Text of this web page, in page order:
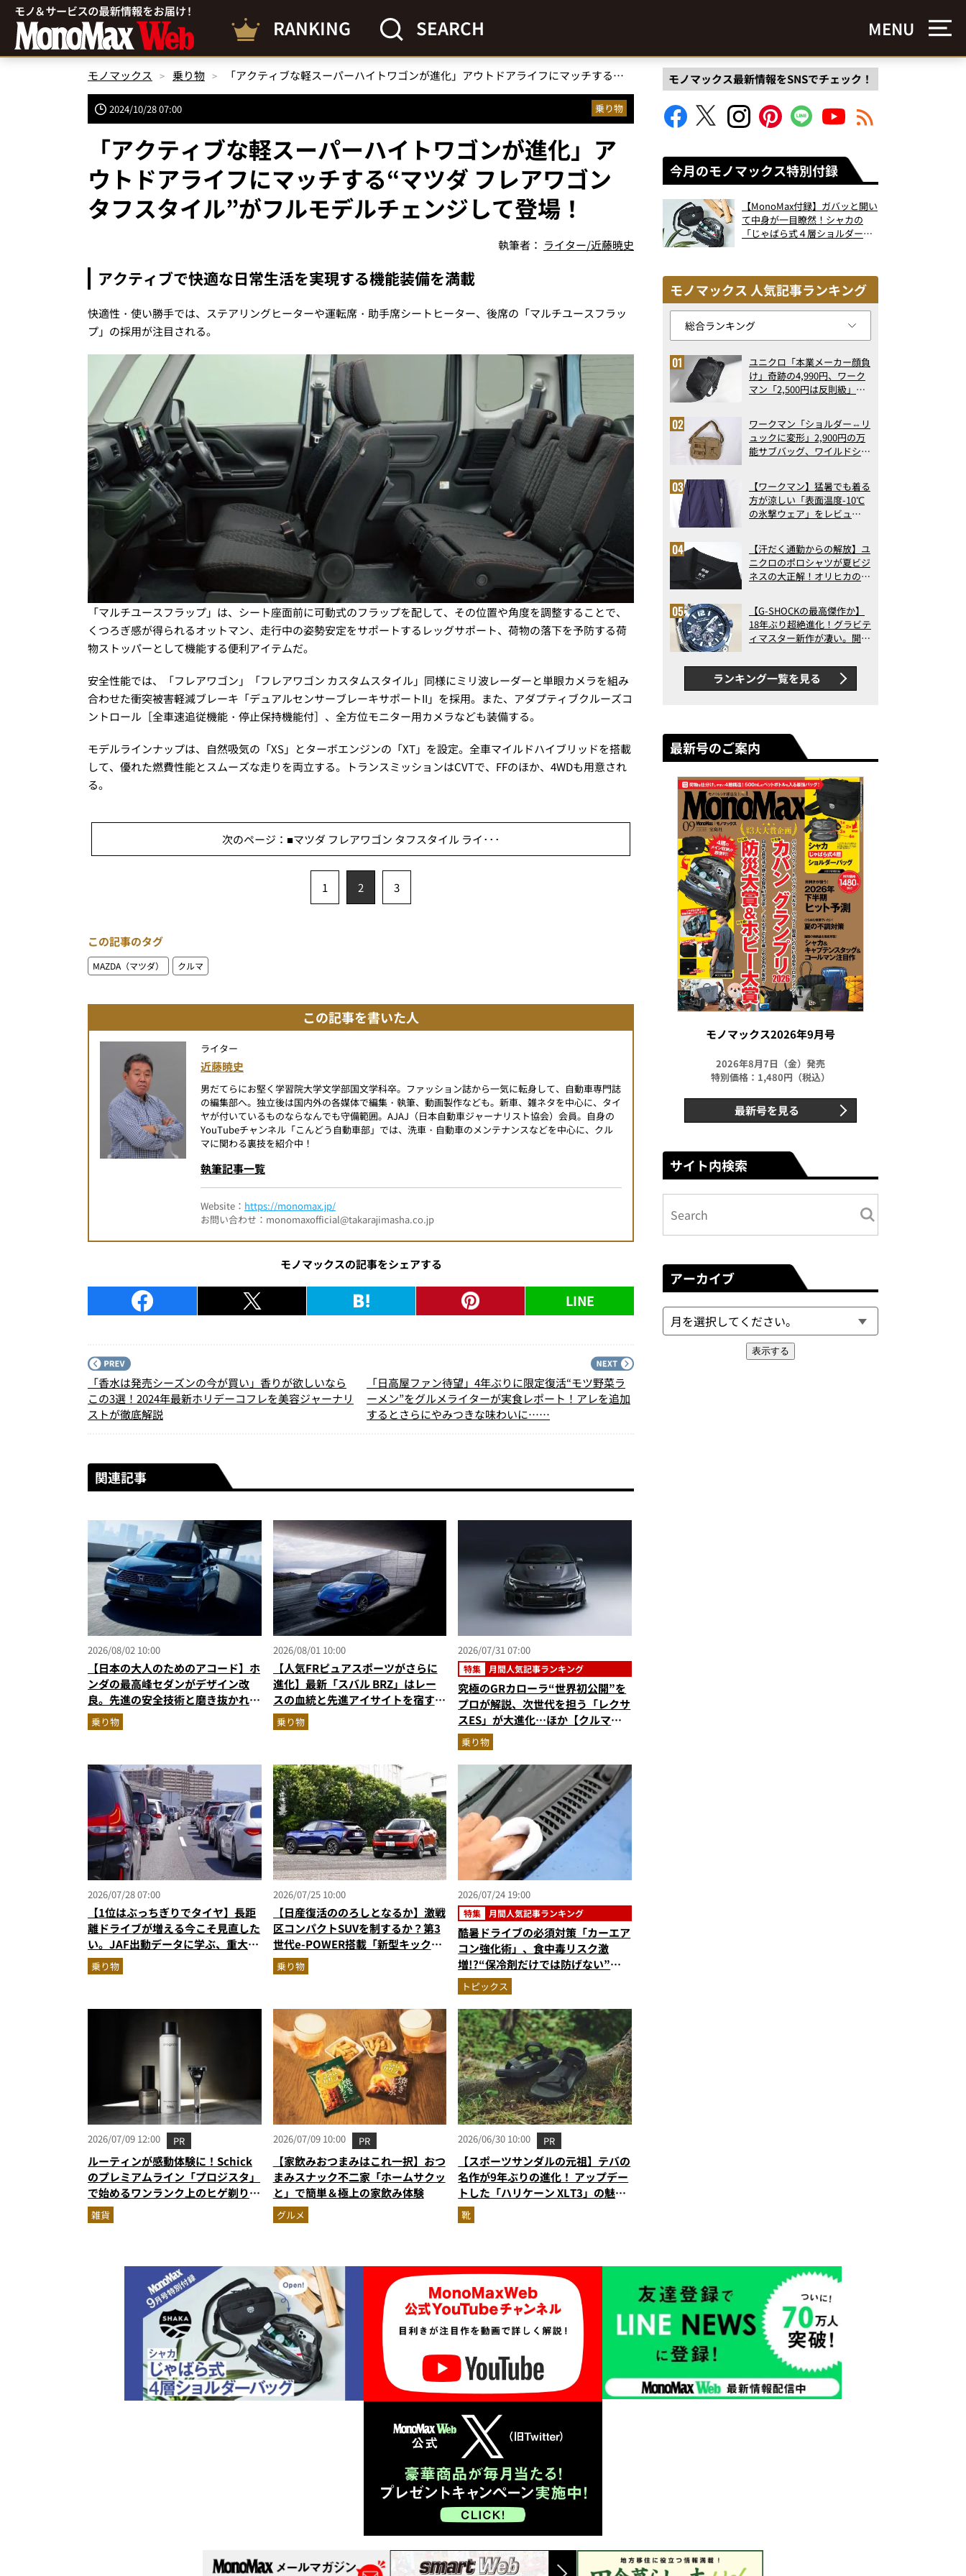
RANKING SEARCH MENU
モノマックス 乗り物 「アクティブな軽スーパーハイトワゴンが進化」アウトドアライフにマッチする“マツダ フレアワゴン タフスタイル”がフルモデルチェンジして登場！
2024/10/28 07:00 乗り物
「アクティブな軽スーパーハイトワゴンが進化」ア
ウトドアライフにマッチする“マツダ フレアワゴン
タフスタイル”がフルモデルチェンジして登場！
執筆者： ライター/近藤暁史
アクティブで快適な日常生活を実現する機能装備を満載
快適性・使い勝手では、ステアリングヒーターや運転席・助手席シートヒーター、後席の「マルチユースフラッ
プ」の採用が注目される。
「マルチユースフラップ」は、シート座面前に可動式のフラップを配して、その位置や角度を調整することで、
くつろぎ感が得られるオットマン、走行中の姿勢安定をサポートするレッグサポート、荷物の落下を予防する荷
物ストッパーとして機能する便利アイテムだ。
安全性能では、「フレアワゴン」「フレアワゴン カスタムスタイル」同様にミリ波レーダーと単眼カメラを組み
合わせた衝突被害軽減ブレーキ「デュアルセンサーブレーキサポートII」を採用。また、アダプティブクルーズコ
ントロール［全車速追従機能・停止保持機能付］、全方位モニター用カメラなども装備する。
モデルラインナップは、自然吸気の「XS」とターボエンジンの「XT」を設定。全車マイルドハイブリッドを搭載
して、優れた燃費性能とスムーズな走りを両立する。トランスミッションはCVTで、FFのほか、4WDも用意され
る。
次のページ：■マツダ フレアワゴン タフスタイル ライ･･･
1 2 3
この記事のタグ
MAZDA（マツダ） クルマ
この記事を書いた人
ライター
近藤暁史
男だてらにお堅く学習院大学文学部国文学科卒。ファッション誌から一気に転身して、自動車専門誌
の編集部へ。独立後は国内外の各媒体で編集・執筆、動画製作なども。新車、雑ネタを中心に、タイ
ヤが付いているものならなんでも守備範囲。AJAJ（日本自動車ジャーナリスト協会）会員。自身の
YouTubeチャンネル「こんどう自動車部」では、洗車・自動車のメンテナンスなどを中心に、クル
マに関わる裏技を紹介中！
執筆記事一覧
Website： https://monomax.jp/
お問い合わせ：monomaxofficial@takarajimasha.co.jp
モノマックスの記事をシェアする
LINE
「香水は発売シーズンの今が買い」香りが欲しいなら
この3選！2024年最新ホリデーコフレを美容ジャーナリ
ストが徹底解説
「日高屋ファン待望」4年ぶりに限定復活“モツ野菜ラ
ーメン”をグルメライターが実食レポート！アレを追加
するとさらにやみつきな味わいに……
関連記事
2026/08/02 10:00
【日本の大人のためのアコード】ホ
ンダの最高峰セダンがデザイン改
良。先進の安全技術と磨き抜かれた
美しさでさらに上質に
乗り物
2026/08/01 10:00
【人気FRピュアスポーツがさらに
進化】最新「スバル BRZ」はレー
スの血統と先進アイサイトを宿す傑
作へ
乗り物
2026/07/31 07:00
特集 月間人気記事ランキング
究極のGRカローラ“世界初公開”を
プロが解説、次世代を担う「レクサ
スES」が大進化…ほか【クルマの
人気記事ランキングベスト3】
（2026年6月版）
乗り物
2026/07/28 07:00
【1位はぶっちぎりでタイヤ】長距
離ドライブが増える今こそ見直した
い。JAF出動データに学ぶ、重大ト
ラブル回避の「実は簡単な」セルフ
メンテ術
乗り物
2026/07/25 10:00
【日産復活ののろしとなるか】激戦
区コンパクトSUVを制するか？第3
世代e-POWER搭載「新型キック
ス」の全貌に迫る
乗り物
2026/07/24 19:00
特集 月間人気記事ランキング
酷暑ドライブの必須対策「カーエア
コン強化術」、食中毒リスク激
増!?“保冷剤だけでは防げない”夏
の危険行動…ほか【ライフハックの
人気記事ランキングベスト3】
（2026年6月版）
トピックス
2026/07/09 12:00 PR
ルーティンが感動体験に！Schick
のプレミアムライン「プロジスタ」
で始めるワンランク上のヒゲ剃り習
慣
雑貨
2026/07/09 10:00 PR
【家飲みおつまみはこれ一択】おつ
まみスナック不二家「ホームサクッ
と」で簡単＆極上の家飲み体験
グルメ
2026/06/30 10:00 PR
【スポーツサンダルの元祖】テバの
名作が9年ぶりの進化！ アップデー
トした「ハリケーン XLT3」の魅力
を識者があらゆる角度から徹底解
説！
靴
モノマックス最新情報をSNSでチェック！
今月のモノマックス特別付録
【MonoMax付録】ガバッと開い
て中身が一目瞭然！シャカの
「じゃばら式４層ショルダーバ
モノマックス 人気記事ランキング
ユニクロ「本業メーカー顔負
け」奇跡の4,990円、ワーク
マン「2,500円は反則級」凄
ト3】（2026年6月版）
ワークマン「ショルダー⇔リ
ュックに変形」2,900円の万
能サブバッグ、ワイルドシン
記事ランキングベスト3】
（2026年6月版）
【ワークマン】猛暑でも着る
方が涼しい「表面温度-10℃
の氷撃ウェア」をレビュ
【汗だく通勤からの解放】ユ
ニクロのポロシャツが夏ビジ
ネスの大正解！オリヒカの透
アの実力
【G-SHOCKの最高傑作か】
18年ぶり超絶進化！グラビテ
ィマスター新作が凄い。開発
新ムーブメントの衝撃
ランキング一覧を見る
最新号のご案内
モノマックス2026年9月号
2026年8月7日（金）発売
特別価格：1,480円（税込）
最新号を見る
サイト内検索
アーカイブ
表示する